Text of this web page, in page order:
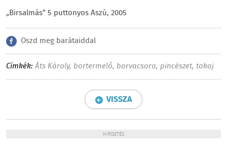
„Birsalmás” 5 puttonyos Aszú, 2005
Oszd meg barátaiddal
Címkék: Áts Károly, bortermelő, borvacsora, pincészet, tokaj
VISSZA
HIRDETÉS